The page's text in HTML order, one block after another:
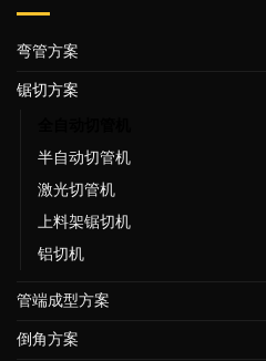
弯管方案
锯切方案
半自动切管机
激光切管机
上料架锯切机
铝切机
管端成型方案
倒角方案